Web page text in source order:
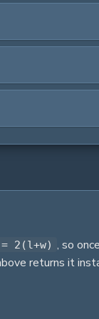
2(l+w) , so
returns it